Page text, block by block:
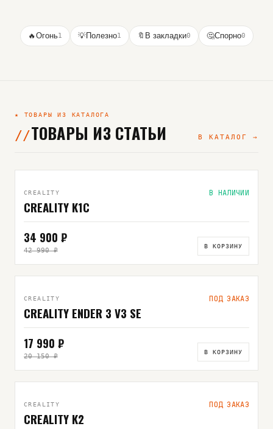
🔥Огонь1 💡Полезно1 🔖 В закладки0 🤔Спорно0
★ ТОВАРЫ ИЗ КАТАЛОГА
ТОВАРЫ ИЗ СТАТЬИ В КАТАЛОГ →
CREALITY В НАЛИЧИИ
CREALITY K1C
34 900 ₽
42 990 ₽
В КОРЗИНУ
CREALITY ПОД ЗАКАЗ
CREALITY ENDER 3 V3 SE
17 990 ₽
20 150 ₽
В КОРЗИНУ
CREALITY ПОД ЗАКАЗ
CREALITY K2